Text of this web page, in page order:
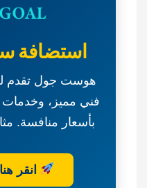
منطقة
استضافة
هوست جول تقدم
فني مميز،
بأسعار منافسة.
انقر